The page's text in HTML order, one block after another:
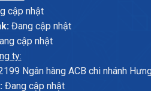
cập nhật
Đang cập nhật
cập nhật
ty:
Ngân hàng ACB chi nhánh
Đang cập nhật